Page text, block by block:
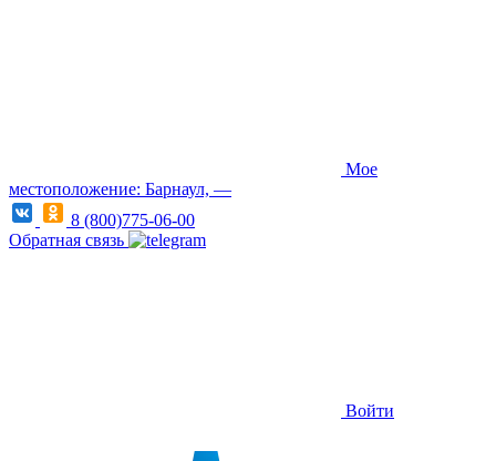
Мое
местоположение: Барнаул, —
8 (800)775-06-00
Обратная связь
Войти